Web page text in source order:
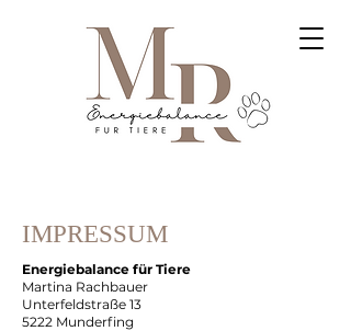
IMPRESSUM
Energiebalance für Tiere
Martina Rachbauer
Unterfeldstraße 13
5222 Munderfing